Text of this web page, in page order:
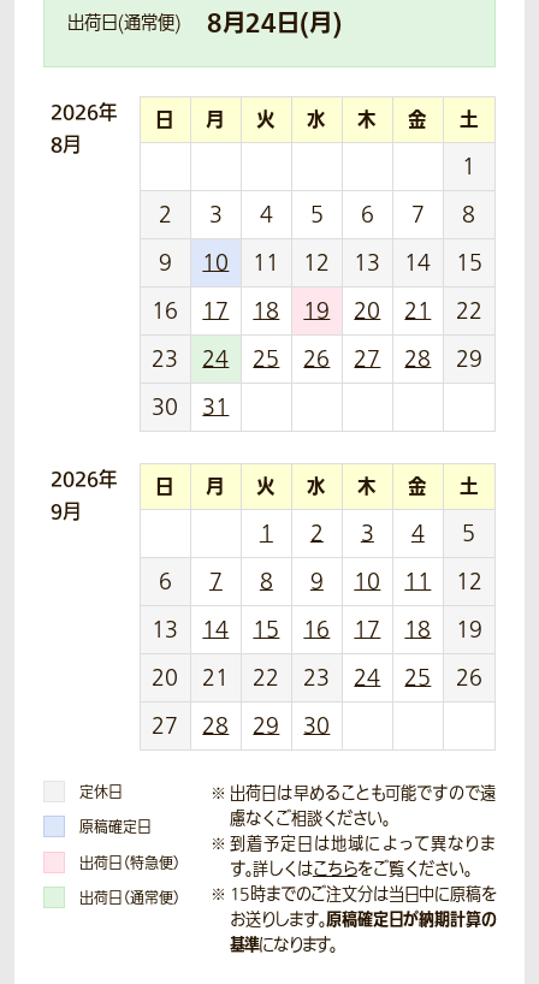
出荷日(通常便) 8月24日(月)
2026年
8月
日 月 火 水 木 金 土
1
2
3 4 5 6 7
8
9
10 11 12 13 14
15
16
17 18 19 20 21
22
23
24 25 26 27 28
29
30
31
2026年
9月
日 月 火 水 木 金 土
1 2 3 4
5
6
7 8 9 10 11
12
13
14 15 16 17 18
19
20
21 22 23 24 25
26
27
28 29 30
定休日
原稿確定日
出荷日（特急便）
出荷日（通常便）
出荷日は早めることも可能ですので遠
慮なくご相談ください。
到着予定日は地域によって異なりま
す。詳しくはこちらをご覧ください。
15時までのご注文分は当日中に原稿を
お送りします。原稿確定日が納期計算の
基準になります。